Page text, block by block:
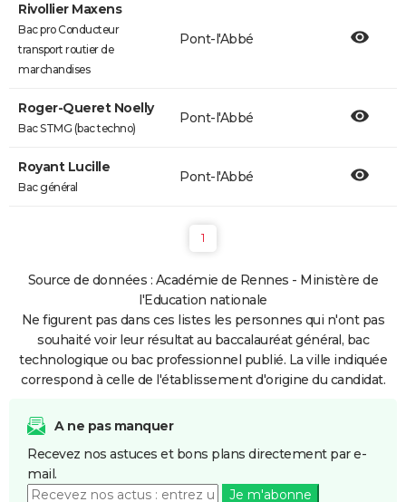
Rivollier Maxens
Bac pro Conducteur
transport routier de
marchandises
Pont-l'Abbé
Roger-Queret Noelly
Bac STMG (bac techno)
Pont-l'Abbé
Royant Lucille
Bac général
Pont-l'Abbé
1
Source de données : Académie de Rennes - Ministère de
l'Education nationale
Ne figurent pas dans ces listes les personnes qui n'ont pas
souhaité voir leur résultat au baccalauréat général, bac
technologique ou bac professionnel publié. La ville indiquée
correspond à celle de l'établissement d'origine du candidat.
A ne pas manquer
Recevez nos astuces et bons plans directement par e-
mail.
Je m'abonne